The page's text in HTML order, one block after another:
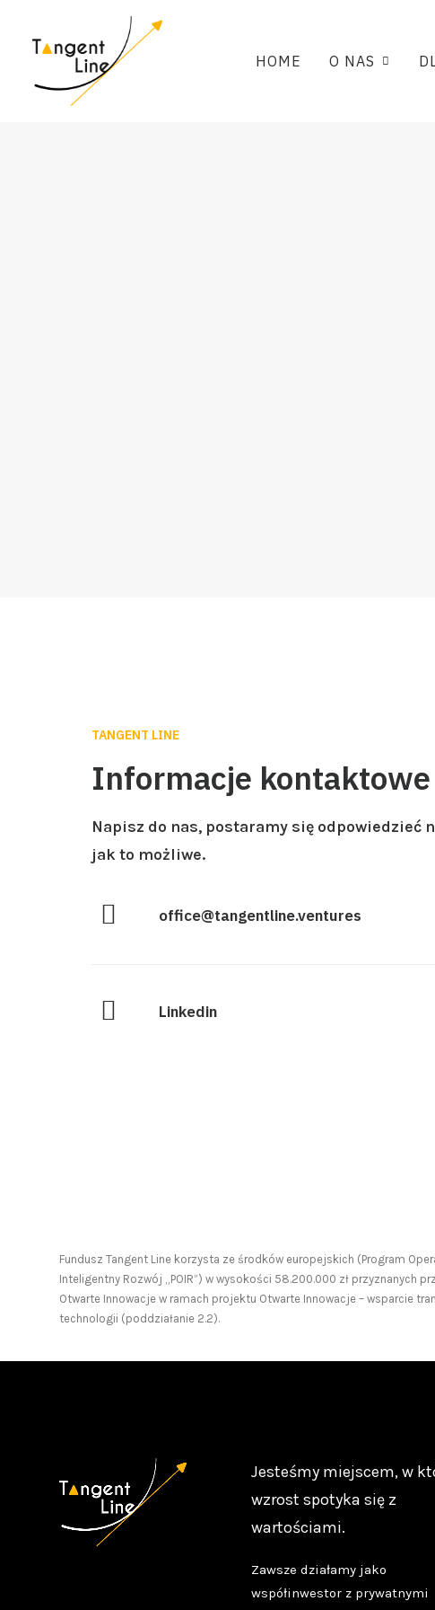
HOME O NAS
TANGENT LINE
Informacje kontaktowe
Napisz do nas, postaramy się odpowiedzieć
jak to możliwe.
office@tangentline.ventures
Linkedin
Fundusz Tangent Line korzysta ze środków europejskich (Program
Inteligentny Rozwój „POIR”) w wysokości 58.200.000 zł przyznanych
Otwarte Innowacje w ramach projektu Otwarte Innowacje – wsparcie
technologii (poddziałanie 2.2).
Jesteśmy miejscem, w
wzrost spotyka się z
wartościami.
Zawsze działamy jako
współinwestor z prywatnymi